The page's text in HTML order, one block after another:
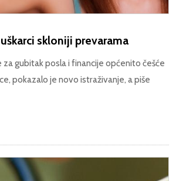
skloniji prevarama
za gubitak posla i financije općenito češće
pokazalo je novo istraživanje, a piše